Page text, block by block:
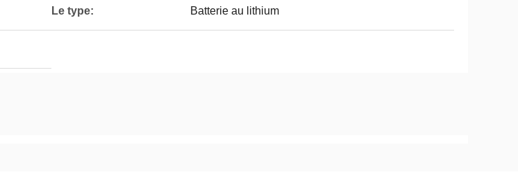
Le type: Batterie au lithium